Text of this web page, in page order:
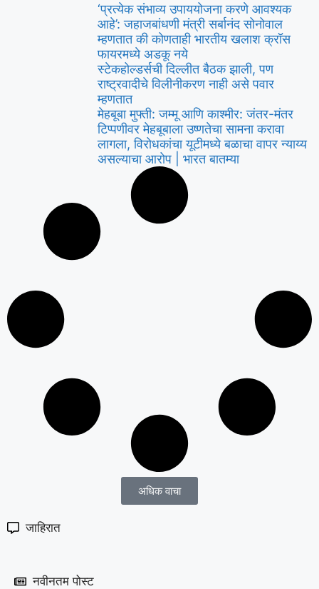
‘प्रत्येक संभाव्य उपाययोजना करणे आवश्यक
आहे’: जहाजबांधणी मंत्री सर्बानंद सोनोवाल
म्हणतात की कोणताही भारतीय खलाश क्रॉस
फायरमध्ये अडकू नये
स्टेकहोल्डर्सची दिल्लीत बैठक झाली, पण
राष्ट्रवादीचे विलीनीकरण नाही असे पवार
म्हणतात
मेहबूबा मुफ्ती: जम्मू आणि काश्मीर: जंतर-मंतर
टिप्पणीवर मेहबूबाला उष्णतेचा सामना करावा
लागला, विरोधकांचा यूटीमध्ये बळाचा वापर न्याय्य
असल्याचा आरोप | भारत बातम्या
अधिक वाचा
जाहिरात
नवीनतम पोस्ट